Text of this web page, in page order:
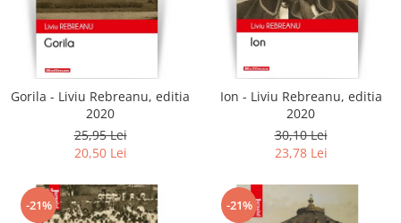
Stiinte umaniste
Istorie
Sociologie si filozofie
Gorila - Liviu Rebreanu, editia
2020
25,95 Lei
20,50 Lei
Ion - Liviu Rebreanu, editia
2020
30,10 Lei
23,78 Lei
-21% -21%